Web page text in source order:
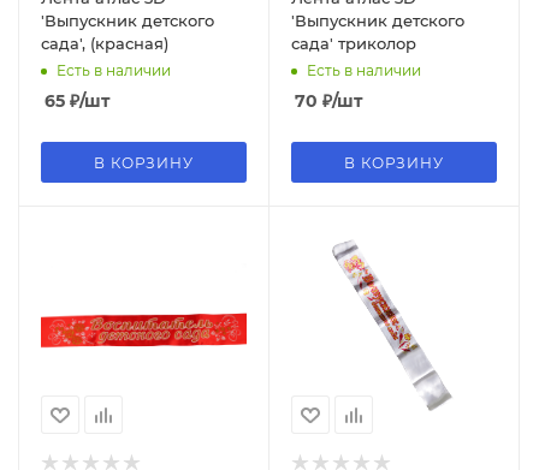
'Выпускник детского
сада', (красная)
Есть в наличии
65 ₽/шт
В КОРЗИНУ
'Выпускник детского
сада' триколор
Есть в наличии
70 ₽/шт
В КОРЗИНУ